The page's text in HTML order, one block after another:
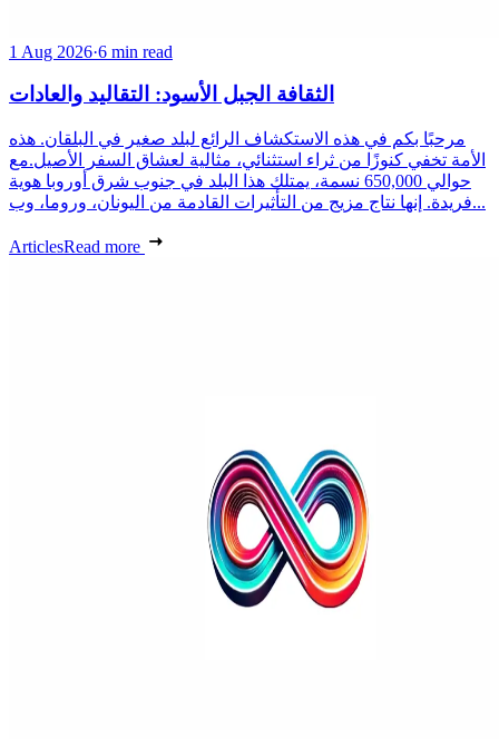
1 Aug 2026·6 min read
الثقافة الجبل الأسود: التقاليد والعادات
مرحبًا بكم في هذه الاستكشاف الرائع لبلد صغير في البلقان. هذه
الأمة تخفي كنوزًا من ثراء استثنائي، مثالية لعشاق السفر الأصيل.مع
حوالي 650,000 نسمة، يمتلك هذا البلد في جنوب شرق أوروبا هوية
فريدة. إنها نتاج مزيج من التأثيرات القادمة من اليونان، وروما، وب...
ArticlesRead more